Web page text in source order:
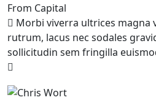
From Capital
Morbi viverra ultrices magna
rutrum, lacus nec sodales
sollicitudin sem fringilla